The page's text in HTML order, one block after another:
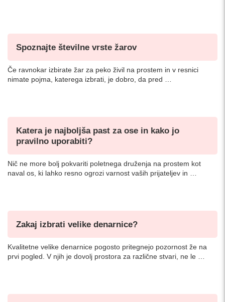
Spoznajte številne vrste žarov
Če ravnokar izbirate žar za peko živil na prostem in v resnici
nimate pojma, katerega izbrati, je dobro, da pred …
Katera je najboljša past za ose in kako jo
pravilno uporabiti?
Nič ne more bolj pokvariti poletnega druženja na prostem kot
naval os, ki lahko resno ogrozi varnost vaših prijateljev in …
Zakaj izbrati velike denarnice?
Kvalitetne velike denarnice pogosto pritegnejo pozornost že na
prvi pogled. V njih je dovolj prostora za različne stvari, ne le …